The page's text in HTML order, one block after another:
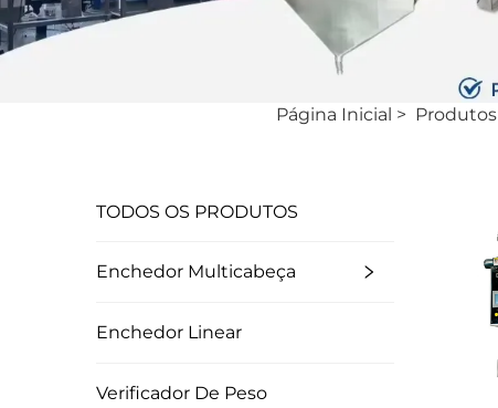
Página Inicial > Produtos
TODOS OS PRODUTOS
Enchedor Multicabeça
Enchedor Linear
Verificador De Peso